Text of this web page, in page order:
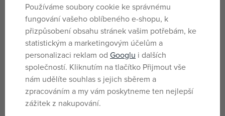
Kamarádi, to je Bingův svět!
Velikost figurek je cca 7-9 cm
Parametry
Pohlaví Pro holky i kluky
Barva
Používáme soubory cookie ke správnému
fungování vašeho oblíbeného e-shopu, k
přizpůsobení obsahu stránek vašim potřebám, ke
statistickým a marketingovým účelům a
personalizaci reklam od Googlu i dalších
společností. Kliknutím na tlačítko Přijmout vše
nám udělíte souhlas s jejich sběrem a
zpracováním a my vám poskytneme ten nejlepší
zážitek z nakupování.